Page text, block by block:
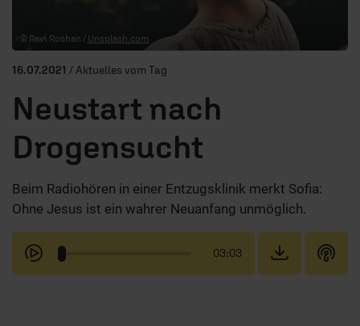
© Ravi Roshan / Unsplash.com
16.07.2021 / Aktuelles vom Tag
Neustart nach
Drogensucht
Beim Radiohören in einer Entzugsklinik merkt Sofia:
Ohne Jesus ist ein wahrer Neuanfang unmöglich.
03:03